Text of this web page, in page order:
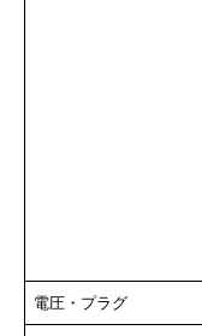
電圧・プラグ